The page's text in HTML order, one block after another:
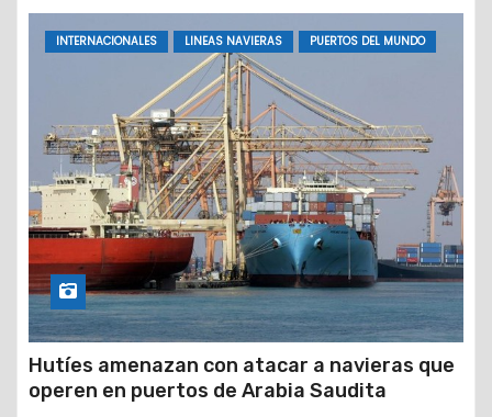
INTERNACIONALES LINEAS NAVIERAS PUERTOS DEL MUNDO
Hutíes amenazan con atacar a navieras que
operen en puertos de Arabia Saudita